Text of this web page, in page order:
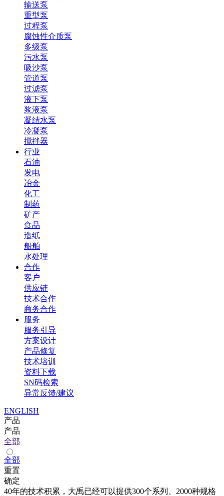
输送泵
重型泵
过程泵
腐蚀性介质泵
多级泵
污水泵
吸沙泵
管道泵
过滤泵
液下泵
浆液泵
凝结水泵
冷凝泵
搅拌器
行业
石油
发电
冶金
化工
制药
矿产
食品
造纸
船舶
水处理
合作
客户
供应链
技术合作
商务合作
服务
服务引导
方案设计
产品修复
技术培训
资料下载
SN码检索
异常反馈/建议
ENGLISH
产品
产品
全部
全部
重置
确定
40年的技术积累，大禹已经可以提供300个系列、2000种规格